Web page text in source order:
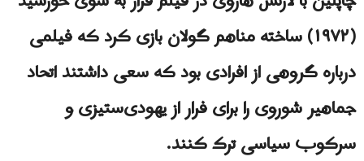
(۱۹۷۲) ساخته مناهم گولان بازی کرد که فیلمی
درباره گروهی از افرادی بود که سعی داشتند اتحاد
جماهیر شوروی را برای فرار از یهودی‌ستیزی و
سرکوب سیاسی ترک کنند.